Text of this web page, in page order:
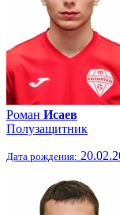
Роман Исаев
Полузащитник
Дата рождения: